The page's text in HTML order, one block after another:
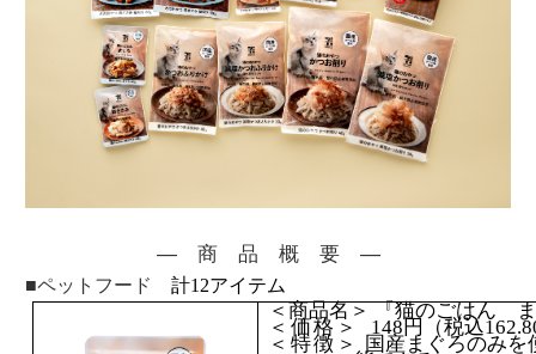
― 商 品 概 要 ―
■ペットフード 計12アイテム
＜商品名＞ 『猫のごはん
＜価格＞ 148 円（税込
＜特徴＞ 国産 まぐろのみ